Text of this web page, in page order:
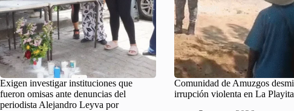
Exigen investigar instituciones que
fueron omisas ante denuncias del
periodista Alejandro Leyva por
Comunidad de Amuzgos
irrupción violenta en La Playita